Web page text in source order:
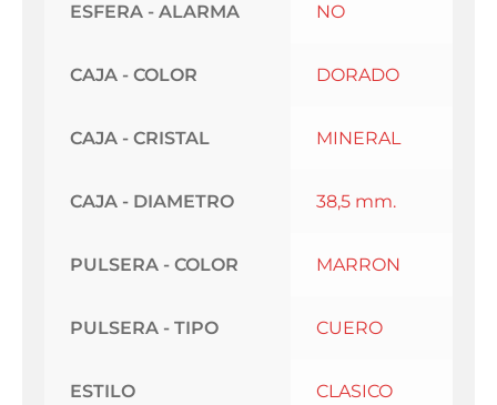
ESFERA - ALARMA NO
CAJA - COLOR DORADO
CAJA - CRISTAL MINERAL
CAJA - DIAMETRO 38,5 mm.
PULSERA - COLOR MARRON
PULSERA - TIPO CUERO
ESTILO CLASICO